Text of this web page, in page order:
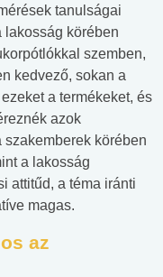
tanulságai
lakosság körében
szemben,
kedvező, sokan a
a termékeket, és
azok
körében
a lakosság
attitűd, a téma iránti
magas.
az